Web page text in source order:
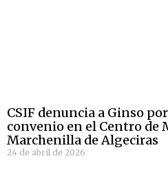
CSIF denuncia a Ginso
convenio en el Centro de
Marchenilla de Algeciras
24 de abril de 2026